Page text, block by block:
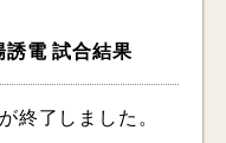
電 試合結果
終了しました。